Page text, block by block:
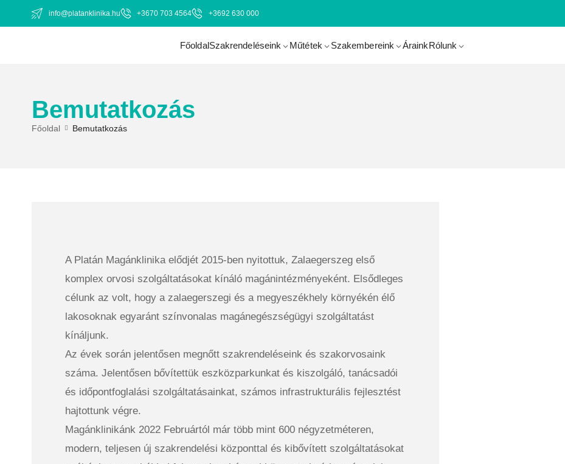
info@platanklinika.hu +3670 703 4564 +3692 630 000
FőoldalSzakrendeléseink Műtétek Szakembereink ÁrainkRólunk
Bemutatkozás
Főoldal Bemutatkozás
A Platán Magánklinika elődjét 2015-ben nyitottuk, Zalaegerszeg első
komplex orvosi szolgáltatásokat kínáló magánintézményeként. Elsődleges
célunk az volt, hogy a zalaegerszegi és a megyeszékhely környékén élő
lakosoknak egyaránt színvonalas magánegészségügyi szolgáltatást
kínáljunk.
Az évek során jelentősen megnőtt szakrendeléseink és szakorvosaink
száma. Jelentősen bővítettük eszközparkunkat és kiszolgáló, tanácsadói
és időpontfoglalási szolgáltatásainkat, számos infrastrukturális fejlesztést
hajtottunk végre.
Magánklinikánk 2022 Februártól már több mint 600 négyzetméteren,
modern, teljesen új szakrendelési központtal és kibővített szolgáltatásokat